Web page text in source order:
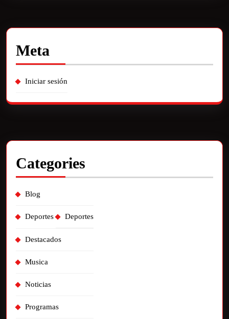
Meta
Iniciar sesión
Categories
Blog
Deportes Deportes
Destacados
Musica
Noticias
Programas